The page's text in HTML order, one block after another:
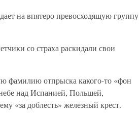
на впятеро превосходящую группу
со страха раскидали свои
фамилию отпрыска какого-то «фон
над Испанией, Польшей,
«за доблесть» железный крест.